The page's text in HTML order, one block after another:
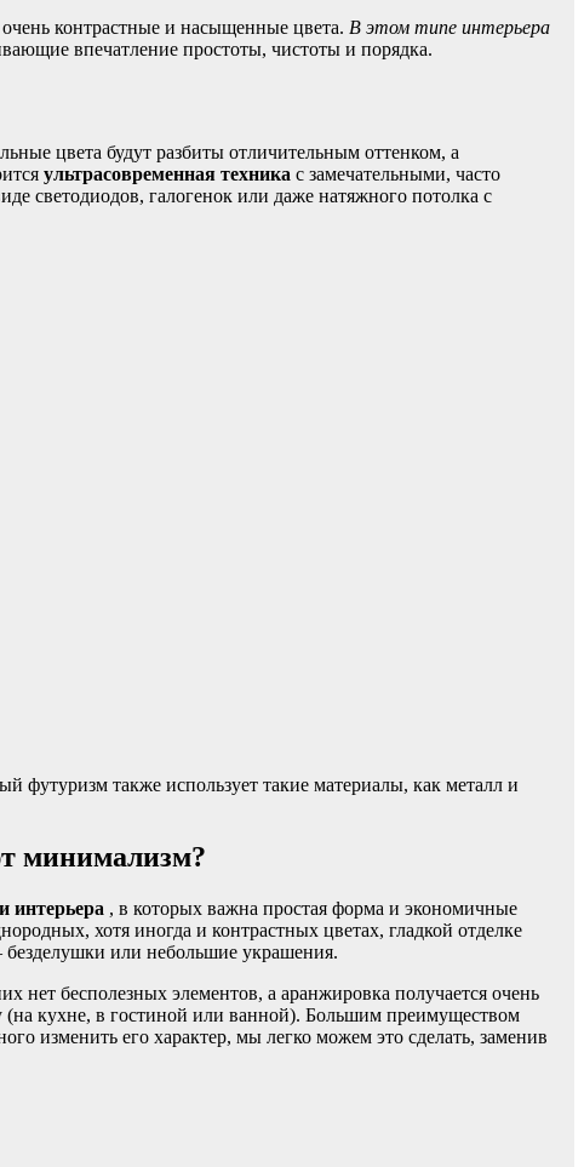
контрастные и насыщенные цвета. В этом типе интерьера
впечатление простоты, чистоты и порядка.
цвета будут разбиты отличительным оттенком, а
ультрасовременная техника с замечательными, часто
светодиодов, галогенок или даже натяжного потолка с
футуризм также использует такие материалы, как металл и
минимализм?
интерьера , в которых важна простая форма и экономичные
хотя иногда и контрастных цветах, гладкой отделке
безделушки или небольшие украшения.
бесполезных элементов, а аранжировка получается очень
кухне, в гостиной или ванной). Большим преимуществом
изменить его характер, мы легко можем это сделать, заменив